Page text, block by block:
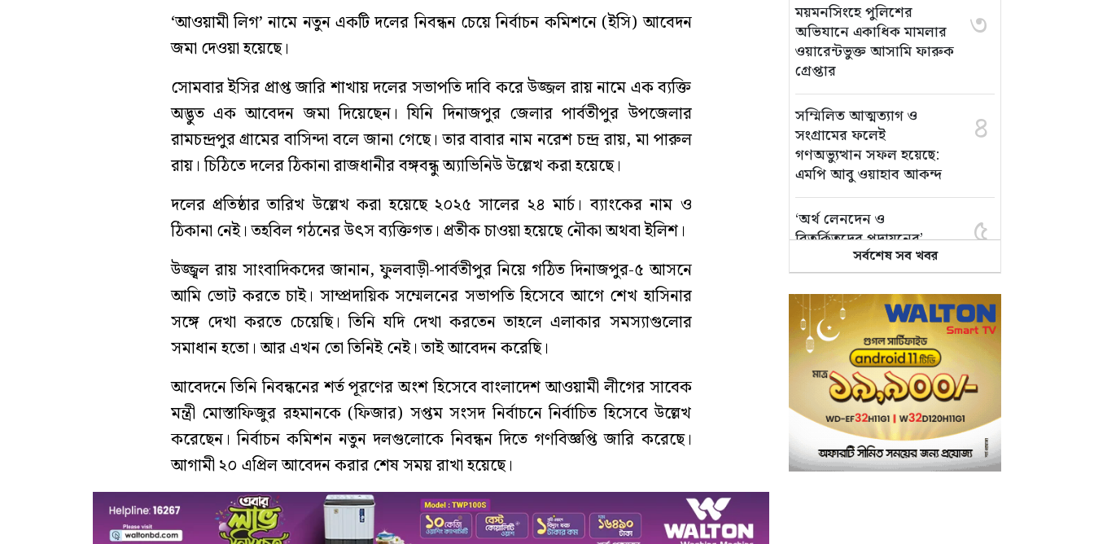
‘আওয়ামী লিগ’ নামে নতুন একটি দলের নিবন্ধন চেয়ে নির্বাচন কমিশনে (ইসি) আবেদন
জমা দেওয়া হয়েছে।
সোমবার ইসির প্রাপ্ত জারি শাখায় দলের সভাপতি দাবি করে উজ্জল রায় নামে এক ব্যক্তি
অদ্ভুত এক আবেদন জমা দিয়েছেন। যিনি দিনাজপুর জেলার পার্বতীপুর উপজেলার
রামচন্দ্রপুর গ্রামের বাসিন্দা বলে জানা গেছে। তার বাবার নাম নরেশ চন্দ্র রায়, মা পারুল
রায়। চিঠিতে দলের ঠিকানা রাজধানীর বঙ্গবন্ধু অ্যাভিনিউ উল্লেখ করা হয়েছে।
দলের প্রতিষ্ঠার তারিখ উল্লেখ করা হয়েছে ২০২৫ সালের ২৪ মার্চ। ব্যাংকের নাম ও
ঠিকানা নেই। তহবিল গঠনের উৎস ব্যক্তিগত। প্রতীক চাওয়া হয়েছে নৌকা অথবা ইলিশ।
উজ্জ্বল রায় সাংবাদিকদের জানান, ফুলবাড়ী-পার্বতীপুর নিয়ে গঠিত দিনাজপুর-৫ আসনে
আমি ভোট করতে চাই। সাম্প্রদায়িক সম্মেলনের সভাপতি হিসেবে আগে শেখ হাসিনার
সঙ্গে দেখা করতে চেয়েছি। তিনি যদি দেখা করতেন তাহলে এলাকার সমস্যাগুলোর
সমাধান হতো। আর এখন তো তিনিই নেই। তাই আবেদন করেছি।
আবেদনে তিনি নিবন্ধনের শর্ত পূরণের অংশ হিসেবে বাংলাদেশ আওয়ামী লীগের সাবেক
মন্ত্রী মোস্তাফিজুর রহমানকে (ফিজার) সপ্তম সংসদ নির্বাচনে নির্বাচিত হিসেবে উল্লেখ
করেছেন। নির্বাচন কমিশন নতুন দলগুলোকে নিবন্ধন দিতে গণবিজ্ঞপ্তি জারি করেছে।
আগামী ২০ এপ্রিল আবেদন করার শেষ সময় রাখা হয়েছে।
ময়মনসিংহে পুলিশের
অভিযানে একাধিক মামলার
ওয়ারেন্টভুক্ত আসামি ফারুক
গ্রেপ্তার
৩
সম্মিলিত আত্মত্যাগ ও
সংগ্রামের ফলেই
গণঅভ্যুত্থান সফল হয়েছে:
এমপি আবু ওয়াহাব আকন্দ
৪
‘অর্থ লেনদেন ও
বিতর্কিতদের পদায়নের’
অভিযোগ, ঈশ্বরগঞ্জে
ছাত্রলীগের একাংশের ঝাড়ু
মিছিল
৫
মানসম্মত শিক্ষা নিশ্চিতে
শ্যামপুরে তৎপর শিক্ষা
অফিসার শাপলা খানম
৬
তাৎক্ষণিক খাদ্য পরীক্ষা
নিশ্চিত করবে ভ্রাম্যমাণ
পরীক্ষাগার: এস এম হুমায়ূন
৭
সর্বশেষ সব খবর